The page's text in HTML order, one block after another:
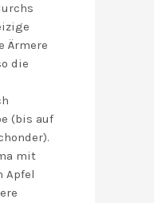
Ärmere
die
(bis auf
mit
Apfel